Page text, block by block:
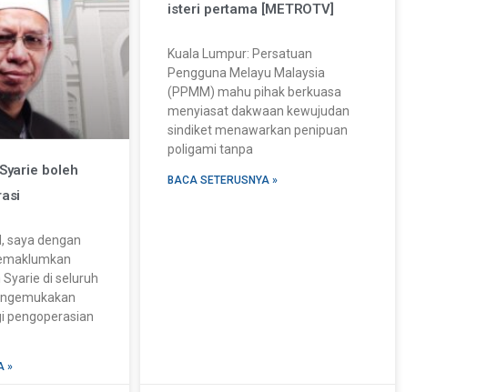
boleh
saya dengan
di seluruh
pengoperasian
»
isteri pertama [METROTV]
Kuala Lumpur: Persatuan
Pengguna Melayu Malaysia
(PPMM) mahu pihak berkuasa
menyiasat dakwaan kewujudan
sindiket menawarkan penipuan
poligami tanpa
BACA SETERUSNYA »